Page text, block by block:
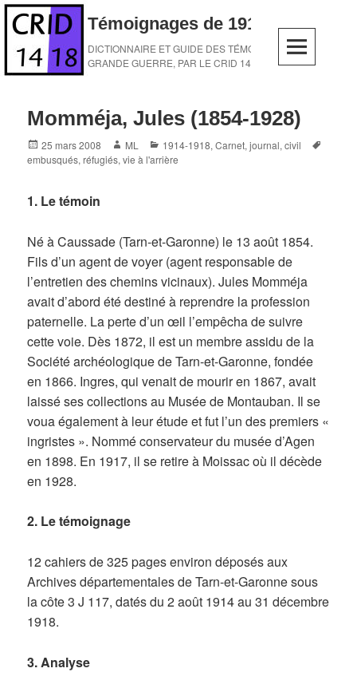
Skip
content
Témoignages de 1914-1918
DICTIONNAIRE ET GUIDE DES TÉMOINS DE LA
GRANDE GUERRE, PAR LE CRID 14-18
Momméja, Jules (1854-1928)
Posted
on
25 mars 2008 Author
ML Categories
1914-1918,Carnet, journal,civil
embusqués,réfugiés,vie à l'arrière
1. Le témoin
Né à Caussade (Tarn-et-Garonne) le 13 août 1854.
Fils d’un agent de voyer (agent responsable de
l’entretien des chemins vicinaux). Jules Momméja
avait d’abord été destiné à reprendre la profession
paternelle. La perte d’un œil l’empêcha de suivre
cette voie. Dès 1872, il est un membre assidu de la
Société archéologique de Tarn-et-Garonne, fondée
en 1866. Ingres, qui venait de mourir en 1867, avait
laissé ses collections au Musée de Montauban. Il se
voua également à leur étude et fut l’un des premiers «
ingristes ». Nommé conservateur du musée d’Agen
en 1898. En 1917, il se retire à Moissac où il décède
en 1928.
2. Le témoignage
12 cahiers de 325 pages environ déposés aux
Archives départementales de Tarn-et-Garonne sous
la côte 3 J 117, datés du 2 août 1914 au 31 décembre
1918.
3. Analyse